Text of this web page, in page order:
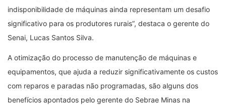
indisponibilidade de máquinas ainda representam um desafio
significativo para os produtores rurais”, destaca o gerente do
Senai, Lucas Santos Silva.
A otimização do processo de manutenção de máquinas e
equipamentos, que ajuda a reduzir significativamente os custos
com reparos e paradas não programadas, são alguns dos
benefícios apontados pelo gerente do Sebrae Minas na